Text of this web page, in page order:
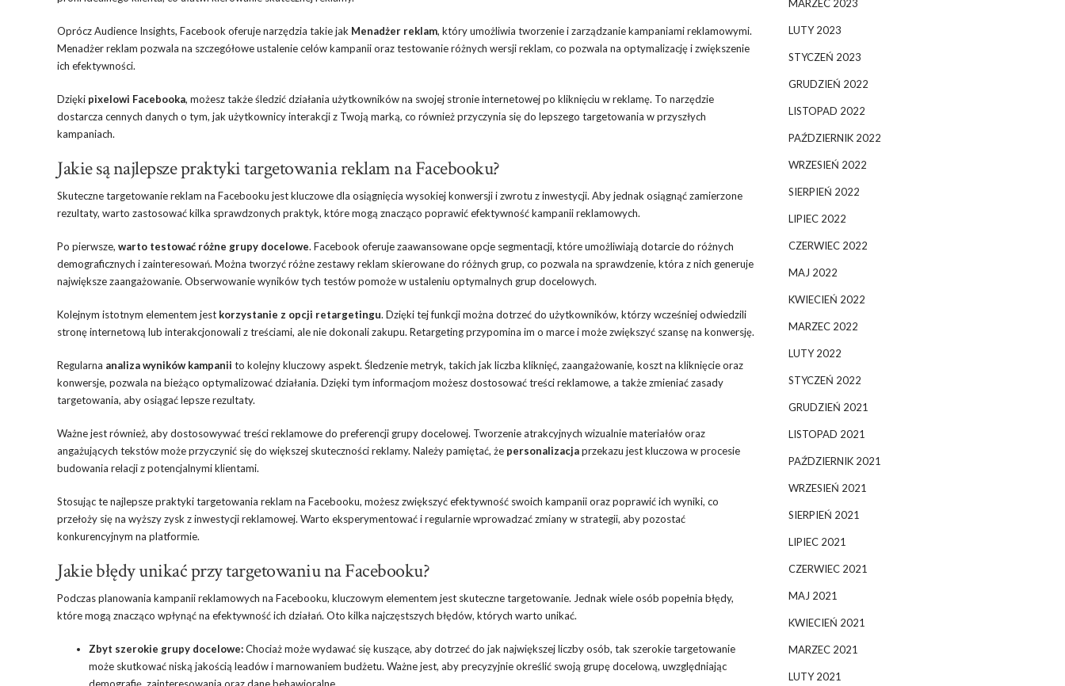
Oprócz Audience Insights, Facebook oferuje narzędzia takie jak Menadżer reklam, który umożliwia tworzenie i zarządzanie kampaniami reklamowymi.
Menadżer reklam pozwala na szczegółowe ustalenie celów kampanii oraz testowanie różnych wersji reklam, co pozwala na optymalizację i zwiększenie
ich efektywności.
Dzięki pixelowi Facebooka, możesz także śledzić działania użytkowników na swojej stronie internetowej po kliknięciu w reklamę. To narzędzie
dostarcza cennych danych o tym, jak użytkownicy interakcji z Twoją marką, co również przyczynia się do lepszego targetowania w przyszłych
kampaniach.
Jakie są najlepsze praktyki targetowania reklam na Facebooku?
Skuteczne targetowanie reklam na Facebooku jest kluczowe dla osiągnięcia wysokiej konwersji i zwrotu z inwestycji. Aby jednak osiągnąć zamierzone
rezultaty, warto zastosować kilka sprawdzonych praktyk, które mogą znacząco poprawić efektywność kampanii reklamowych.
Po pierwsze, warto testować różne grupy docelowe. Facebook oferuje zaawansowane opcje segmentacji, które umożliwiają dotarcie do różnych
demograficznych i zainteresowań. Można tworzyć różne zestawy reklam skierowane do różnych grup, co pozwala na sprawdzenie, która z nich generuje
największe zaangażowanie. Obserwowanie wyników tych testów pomoże w ustaleniu optymalnych grup docelowych.
Kolejnym istotnym elementem jest korzystanie z opcji retargetingu. Dzięki tej funkcji można dotrzeć do użytkowników, którzy wcześniej odwiedzili
stronę internetową lub interakcjonowali z treściami, ale nie dokonali zakupu. Retargeting przypomina im o marce i może zwiększyć szansę na konwersję.
Regularna analiza wyników kampanii to kolejny kluczowy aspekt. Śledzenie metryk, takich jak liczba kliknięć, zaangażowanie, koszt na kliknięcie oraz
konwersje, pozwala na bieżąco optymalizować działania. Dzięki tym informacjom możesz dostosować treści reklamowe, a także zmieniać zasady
targetowania, aby osiągać lepsze rezultaty.
Ważne jest również, aby dostosowywać treści reklamowe do preferencji grupy docelowej. Tworzenie atrakcyjnych wizualnie materiałów oraz
angażujących tekstów może przyczynić się do większej skuteczności reklamy. Należy pamiętać, że personalizacjaprzekazu jest kluczowa w procesie
budowania relacji z potencjalnymi klientami.
Stosując te najlepsze praktyki targetowania reklam na Facebooku, możesz zwiększyć efektywność swoich kampanii oraz poprawić ich wyniki, co
przełoży się na wyższy zysk z inwestycji reklamowej. Warto eksperymentować i regularnie wprowadzać zmiany w strategii, aby pozostać
konkurencyjnym na platformie.
Jakie błędy unikać przy targetowaniu na Facebooku?
Podczas planowania kampanii reklamowych na Facebooku, kluczowym elementem jest skuteczne targetowanie. Jednak wiele osób popełnia błędy,
które mogą znacząco wpłynąć na efektywność ich działań. Oto kilka najczęstszych błędów, których warto unikać.
Zbyt szerokie grupy docelowe:Chociaż może wydawać się kuszące, aby dotrzeć do jak największej liczby osób, tak szerokie targetowanie
może skutkować niską jakością leadów i marnowaniem budżetu. Ważne jest, aby precyzyjnie określić swoją grupę docelową, uwzględniając
MARZEC 2023
LUTY 2023
STYCZEŃ 2023
GRUDZIEŃ 2022
LISTOPAD 2022
PAŹDZIERNIK 2022
WRZESIEŃ 2022
SIERPIEŃ 2022
LIPIEC 2022
CZERWIEC 2022
MAJ 2022
KWIECIEŃ 2022
MARZEC 2022
LUTY 2022
STYCZEŃ 2022
GRUDZIEŃ 2021
LISTOPAD 2021
PAŹDZIERNIK 2021
WRZESIEŃ 2021
SIERPIEŃ 2021
LIPIEC 2021
CZERWIEC 2021
MAJ 2021
KWIECIEŃ 2021
MARZEC 2021
LUTY 2021